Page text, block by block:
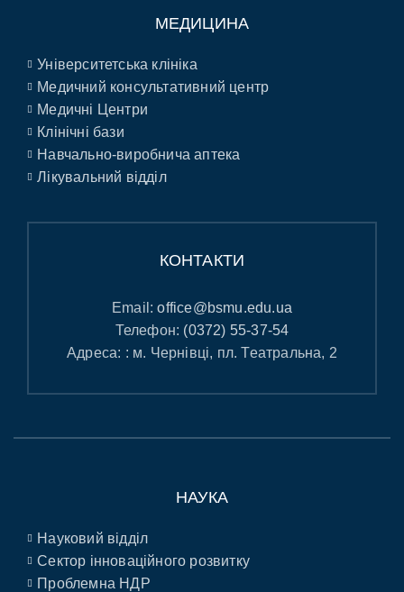
МЕДИЦИНА
Університетська клініка
Медичний консультативний центр
Медичні Центри
Клінічні бази
Навчально-виробнича аптека
Лікувальний відділ
КОНТАКТИ
Email:office@bsmu.edu.ua
Телефон: (0372) 55-37-54
Адреса: : м. Чернівці, пл. Театральна, 2
НАУКА
Науковий відділ
Сектор інноваційного розвитку
Проблемна НДР